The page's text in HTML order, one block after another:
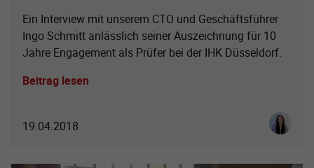
Ein Interview mit unserem CTO und Geschäftsführer
Ingo Schmitt anlässlich seiner Auszeichnung für 10
Jahre Engagement als Prüfer bei der IHK Düsseldorf.
Beitrag lesen
19.04.2018 Luisa